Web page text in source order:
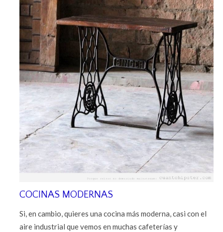
COCINAS MODERNAS
Si, en cambio, quieres una cocina más moderna, casi con el
aire industrial que vemos en muchas cafeterías y